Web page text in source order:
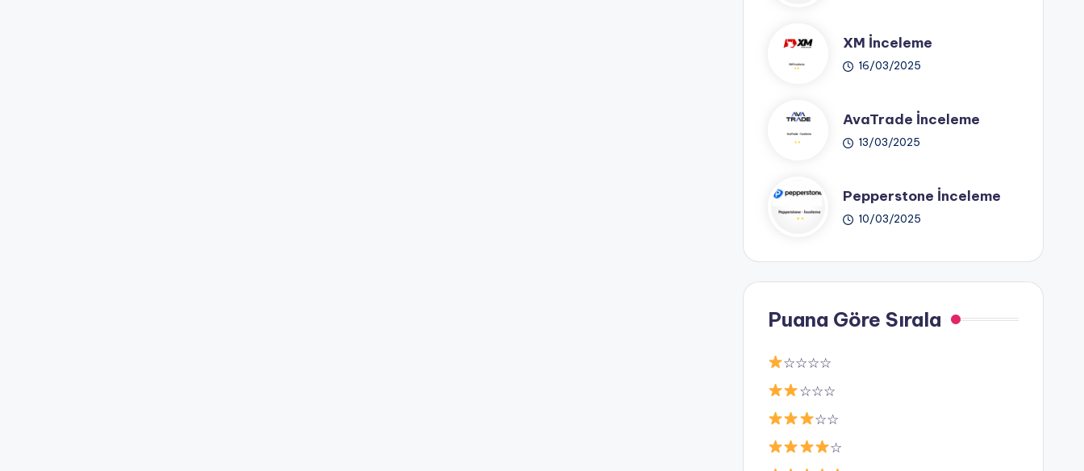
XM İnceleme
16/03/2025
AvaTrade İnceleme
13/03/2025
Pepperstone İnceleme
10/03/2025
Puana Göre Sırala
☆☆☆☆
☆☆☆
☆☆
☆